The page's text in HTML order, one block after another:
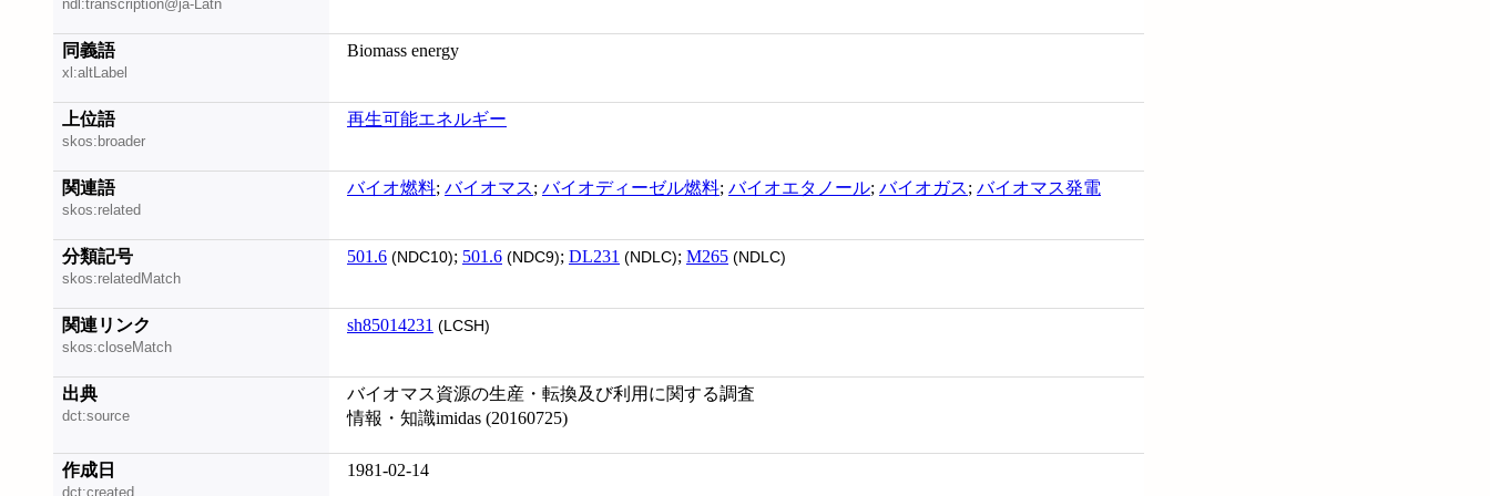
ndl:transcription@ja-Latn
同義語
xl:altLabel
Biomass energy
上位語
skos:broader
再生可能エネルギー
関連語
skos:related
バイオ燃料; バイオマス; バイオディーゼル燃料; バイオエタノール; バイオガス; バイオマス発電
分類記号
skos:relatedMatch
501.6 (NDC10); 501.6 (NDC9); DL231 (NDLC); M265 (NDLC)
関連リンク
skos:closeMatch
sh85014231 (LCSH)
出典
dct:source
バイオマス資源の生産・転換及び利用に関する調査
情報・知識imidas (20160725)
作成日
dct:created
1981-02-14